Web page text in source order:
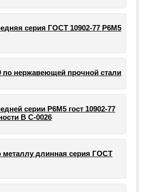
серия ГОСТ 10902-77 Р6М5
по нержавеющей прочной стали
серии Р6М5 гост 10902-77
В С-0026
металлу длинная серия ГОСТ